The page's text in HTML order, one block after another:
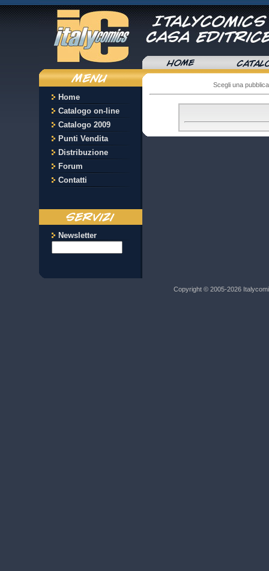
Home
Catalogo on-line
Catalogo 2009
Punti Vendita
Distribuzione
Forum
Contatti
Newsletter
Scegli una
Copyright © 2005-2026